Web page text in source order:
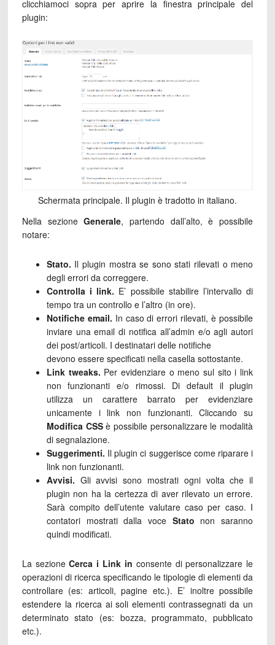
clicchiamoci sopra per aprire la finestra principale del
plugin:
Schermata principale. Il plugin è tradotto in italiano.
Nella sezioneGenerale, partendo dall’alto, è possibile
notare:
Stato. Il plugin mostra se sono stati rilevati o meno
degli errori da correggere.
Controlla i link. E’ possibile stabilire l’intervallo di
tempo tra un controllo e l’altro (in ore).
Notifiche email. In caso di errori rilevati, è possibile
inviare una email di notifica all’admin e/o agli autori
dei post/articoli. I destinatari delle notifiche
devono essere specificati nella casella sottostante.
Link tweaks. Per evidenziare o meno sul sito i link
non funzionanti e/o rimossi. Di default il plugin
utilizza un carattere barrato per evidenziare
unicamente i link non funzionanti. Cliccando su
Modifica CSSè possibile personalizzare le modalità
di segnalazione.
Suggerimenti. Il plugin ci suggerisce come riparare i
link non funzionanti.
Avvisi. Gli avvisi sono mostrati ogni volta che il
plugin non ha la certezza di aver rilevato un errore.
Sarà compito dell’utente valutare caso per caso. I
contatori mostrati dalla voce Stato non saranno
quindi modificati.
La sezioneCerca i Link in consente di personalizzare le
operazioni di ricerca specificando le tipologie di elementi da
controllare (es: articoli, pagine etc.). E’ inoltre possibile
estendere la ricerca ai soli elementi contrassegnati da un
determinato stato (es: bozza, programmato, pubblicato
etc.).